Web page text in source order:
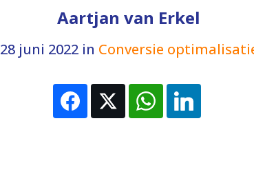
Aartjan van Erkel
28 juni 2022in Conversie